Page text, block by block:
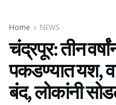
Home NEWS
चंद्रपूर: तीन
पकडण्यात यश,
बंद, लोकांनी